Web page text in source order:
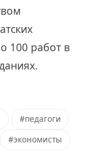
100 работ в
#педагоги
#экономисты